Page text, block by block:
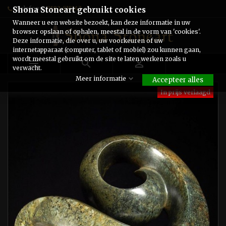
Telefoon: 0182-511243
  
In prijs verlaagd
Shona Stoneart gebruikt cookies
Wanneer u een website bezoekt, kan deze informatie in uw
browser opslaan of ophalen, meestal in de vorm van 'cookies'.
Deze informatie, die over u, uw voorkeuren of uw
internetapparaat (computer, tablet of mobiel) zou kunnen gaan,
wordt meestal gebruikt om de site te laten werken zoals u
verwacht.
Meer informatie
Accepteer alles